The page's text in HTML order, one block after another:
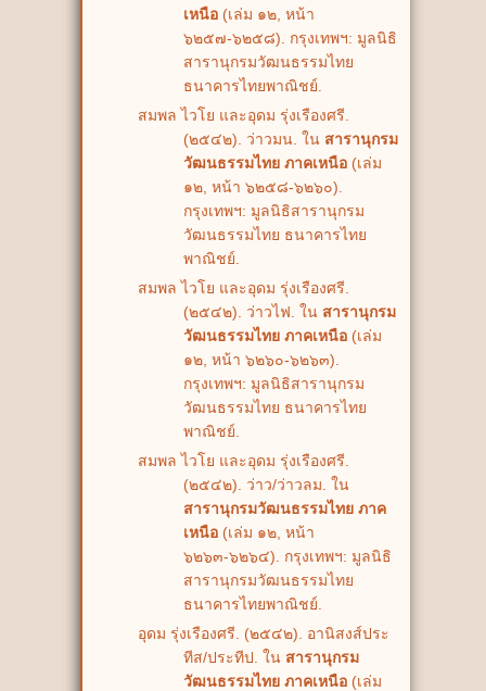
เหนือ (เล่ม ๑๒, หน้า
๖๒๕๗-๖๒๕๘). กรุงเทพฯ: มูลนิธิ
สารานุกรมวัฒนธรรมไทย
ธนาคารไทยพาณิชย์.
สมพล ไวโย และอุดม รุ่งเรืองศรี.
(๒๕๔๒). ว่าวมน. ใน สารานุกรม
วัฒนธรรมไทย ภาคเหนือ (เล่ม
๑๒, หน้า ๖๒๕๘-๖๒๖๐).
กรุงเทพฯ: มูลนิธิสารานุกรม
วัฒนธรรมไทย ธนาคารไทย
พาณิชย์.
สมพล ไวโย และอุดม รุ่งเรืองศรี.
(๒๕๔๒). ว่าวไฟ. ใน สารานุกรม
วัฒนธรรมไทย ภาคเหนือ (เล่ม
๑๒, หน้า ๖๒๖๐-๖๒๖๓).
กรุงเทพฯ: มูลนิธิสารานุกรม
วัฒนธรรมไทย ธนาคารไทย
พาณิชย์.
สมพล ไวโย และอุดม รุ่งเรืองศรี.
(๒๕๔๒). ว่าว/ว่าวลม. ใน
สารานุกรมวัฒนธรรมไทย ภาค
เหนือ (เล่ม ๑๒, หน้า
๖๒๖๓-๖๒๖๔). กรุงเทพฯ: มูลนิธิ
สารานุกรมวัฒนธรรมไทย
ธนาคารไทยพาณิชย์.
อุดม รุ่งเรืองศรี. (๒๕๔๒). อานิสงส์ประ
ทีส/ประทีป. ใน สารานุกรม
วัฒนธรรมไทย ภาคเหนือ (เล่ม